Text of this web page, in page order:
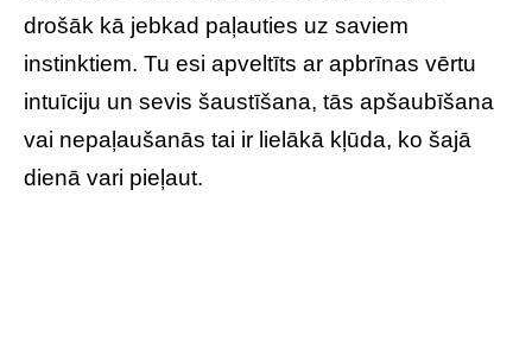
drošāk kā jebkad paļauties uz saviem
instinktiem. Tu esi apveltīts ar apbrīnas vērtu
intuīciju un sevis šaustīšana, tās apšaubīšana
vai nepaļaušanās tai ir lielākā kļūda, ko šajā
dienā vari pieļaut.